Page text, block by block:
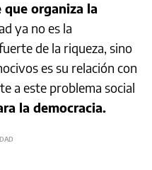
organiza la
ya no es la
de la riqueza, sino
es su relación con
a este problema social
la democracia.